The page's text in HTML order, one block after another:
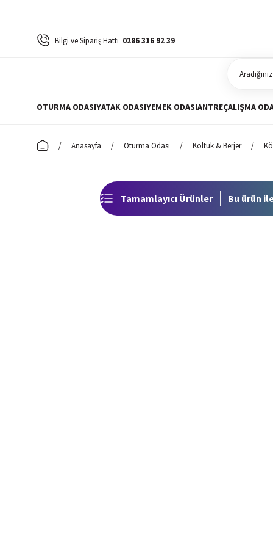
Bilgi ve Sipariş Hattı 0286 316 92 39
OTURMA ODASIYATAK ODASIYEMEK ODASIANTREÇALIŞMA
Anasayfa Oturma Odası Koltuk & Berjer
Tamamlayıcı Ürünler Bu ürün